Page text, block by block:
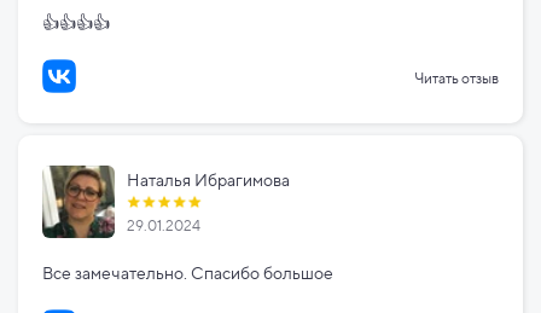
👍👍👍👍
Читать отзыв
Наталья Ибрагимова
29.01.2024
Все замечательно. Спасибо большое